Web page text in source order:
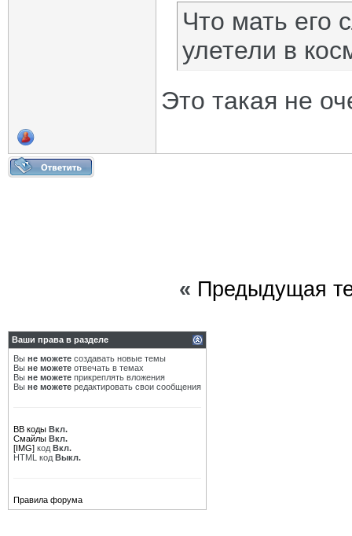
Что мать его
улетели в
Это такая не
« Предыдущая
Ваши права в разделе
Вы не можете создавать новые темы
Вы не можете отвечать в темах
Вы не можете прикреплять вложения
Вы не можете редактировать свои сообщения
BB коды Вкл.
Смайлы Вкл.
[IMG] код Вкл.
HTML код Выкл.
Правила форума